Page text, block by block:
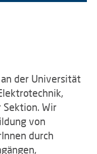
der Universität
Wir
von
durch